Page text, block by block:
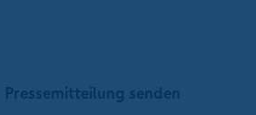
Pressemitteilung senden